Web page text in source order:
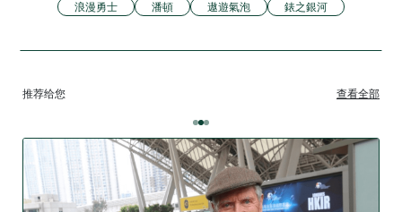
浪漫勇士 潘頓 遨遊氣泡 錶之銀河
推荐给您 查看全部